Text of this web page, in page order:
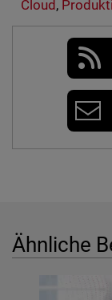
Cloud,
Ähnliche